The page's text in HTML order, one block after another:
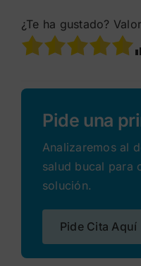
¿Te ha gustado?
Pide una
Analizaremos al
salud bucal para
solución.
Pide Cita Aquí